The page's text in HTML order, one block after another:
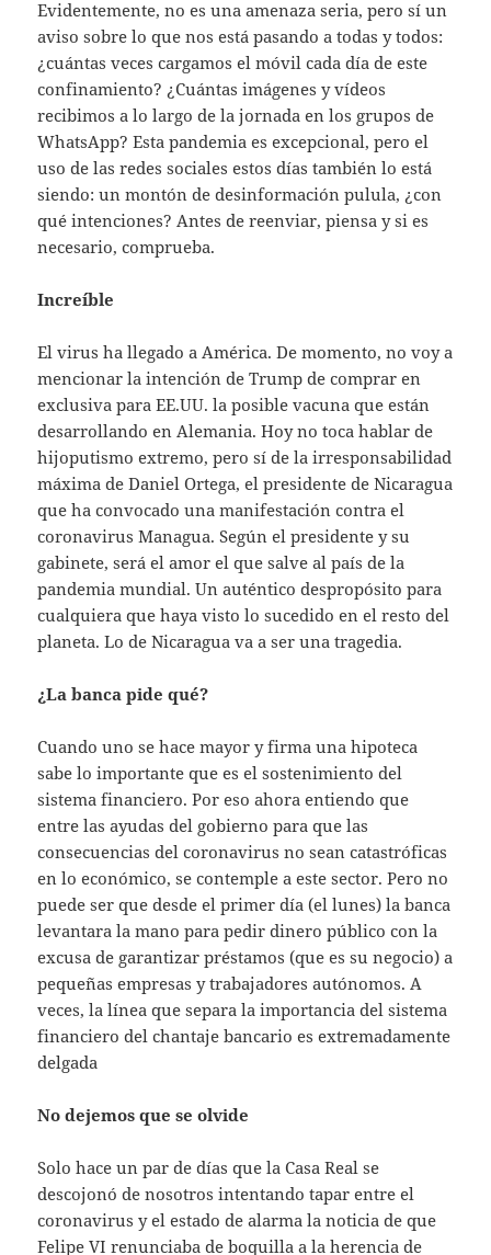
Evidentemente, no es una amenaza seria, pero sí un
aviso sobre lo que nos está pasando a todas y todos:
¿cuántas veces cargamos el móvil cada día de este
confinamiento? ¿Cuántas imágenes y vídeos
recibimos a lo largo de la jornada en los grupos de
WhatsApp? Esta pandemia es excepcional, pero el
uso de las redes sociales estos días también lo está
siendo: un montón de desinformación pulula, ¿con
qué intenciones? Antes de reenviar, piensa y si es
necesario, comprueba.
Increíble
El virus ha llegado a América. De momento, no voy a
mencionar la intención de Trump de comprar en
exclusiva para EE.UU. la posible vacuna que están
desarrollando en Alemania. Hoy no toca hablar de
hijoputismo extremo, pero sí de la irresponsabilidad
máxima de Daniel Ortega, el presidente de Nicaragua
que ha convocado una manifestación contra el
coronavirus Managua. Según el presidente y su
gabinete, será el amor el que salve al país de la
pandemia mundial. Un auténtico despropósito para
cualquiera que haya visto lo sucedido en el resto del
planeta. Lo de Nicaragua va a ser una tragedia.
¿La banca pide qué?
Cuando uno se hace mayor y firma una hipoteca
sabe lo importante que es el sostenimiento del
sistema financiero. Por eso ahora entiendo que
entre las ayudas del gobierno para que las
consecuencias del coronavirus no sean catastróficas
en lo económico, se contemple a este sector. Pero no
puede ser que desde el primer día (el lunes) la banca
levantara la mano para pedir dinero público con la
excusa de garantizar préstamos (que es su negocio) a
pequeñas empresas y trabajadores autónomos. A
veces, la línea que separa la importancia del sistema
financiero del chantaje bancario es extremadamente
delgada
No dejemos que se olvide
Solo hace un par de días que la Casa Real se
descojonó de nosotros intentando tapar entre el
coronavirus y el estado de alarma la noticia de que
Felipe VI renunciaba de boquilla a la herencia de